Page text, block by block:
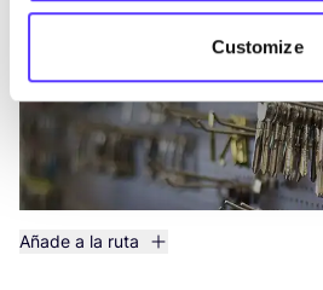
Customize
Añade a la ruta